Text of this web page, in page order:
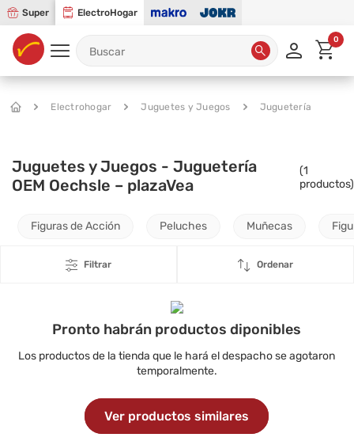
Super ElectroHogar
0
Electrohogar Juguetes y Juegos Juguetería
Juguetes y Juegos - Juguetería
OEM Oechsle – plazaVea
(1
productos)
Figuras de Acción Peluches Muñecas
Filtrar Ordenar
Pronto habrán productos diponibles
Los productos de la tienda que le hará el despacho se agotaron
temporalmente.
Ver productos similares